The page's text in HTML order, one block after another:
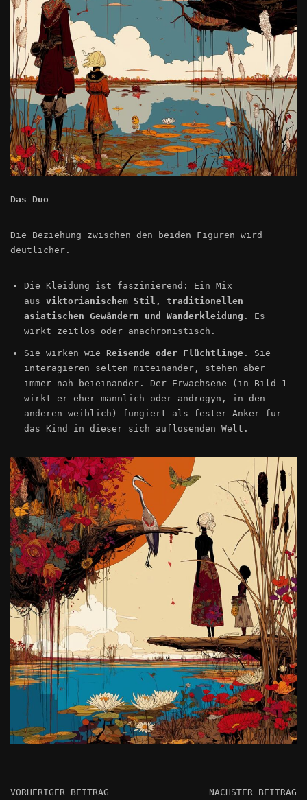
Das Duo
Die Beziehung zwischen den beiden Figuren wird
deutlicher.
Die Kleidung ist faszinierend: Ein Mix
aus viktorianischem Stil, traditionellen
asiatischen Gewändern und Wanderkleidung . Es
wirkt zeitlos oder anachronistisch.
Sie wirken wie Reisende oder Flüchtlinge . Sie
interagieren selten miteinander, stehen aber
immer nah beieinander. Der Erwachsene (in Bild 1
wirkt er eher männlich oder androgyn, in den
anderen weiblich) fungiert als fester Anker für
das Kind in dieser sich auflösenden Welt.
VORHERIGER BEITRAG NÄCHSTER BEITRAG